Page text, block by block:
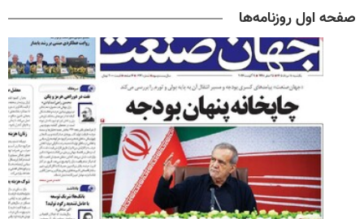
صفحه اول روزنامه‌ها